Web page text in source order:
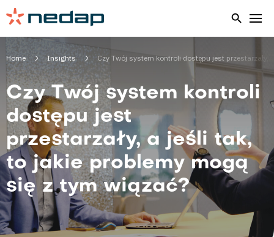
Home Insights Czy Twój system kontroli dostępu jest
Czy Twój system kontroli
dostępu jest
przestarzały, a jeśli tak,
to jakie problemy mogą
się z tym wiązać?